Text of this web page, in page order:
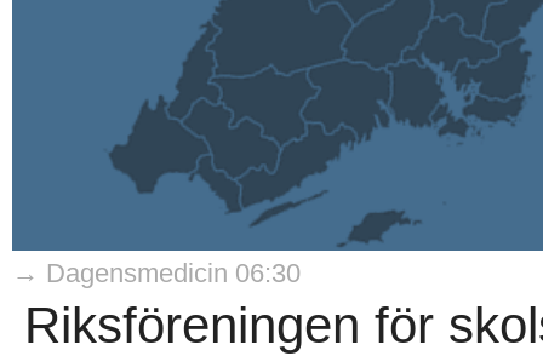
→ Dagensmedicin 06:30
Riksföreningen för